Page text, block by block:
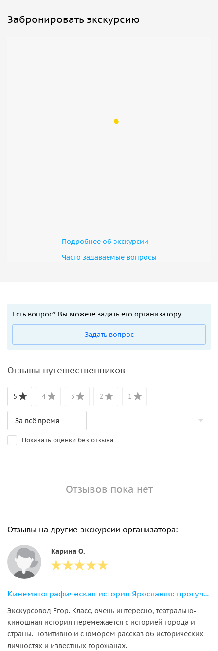
Забронировать экскурсию
Подробнее об экскурсии
Часто задаваемые вопросы
Есть вопрос? Вы можете задать его организатору
Задать вопрос
Отзывы путешественников
5 4 3 2 1
Показать оценки без отзыва
Отзывов пока нет
Отзывы на другие экскурсии организатора:
Карина О.
Кинематографическая история Ярославля: прогулка по следам фильмов
Экскурсовод Егор. Класс, очень интересно, театрально-
киношная история перемежается с историей города и
страны. Позитивно и с юмором рассказ об исторических
личностях и известных горожанах.